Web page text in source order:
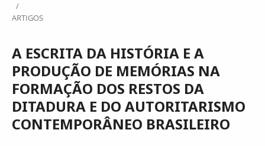
/
ARTIGOS
A ESCRITA DA HISTÓRIA E A
PRODUÇÃO DE MEMÓRIAS NA
FORMAÇÃO DOS RESTOS DA
DITADURA E DO AUTORITARISMO
CONTEMPORÂNEO BRASILEIRO